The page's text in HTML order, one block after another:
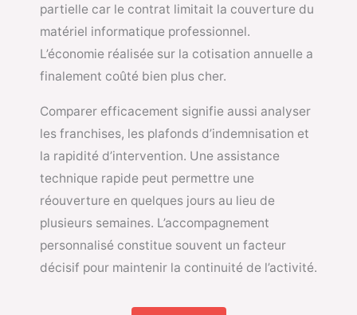
partielle car le contrat limitait la couverture du
matériel informatique professionnel.
L’économie réalisée sur la cotisation annuelle a
finalement coûté bien plus cher.
Comparer efficacement signifie aussi analyser
les franchises, les plafonds d’indemnisation et
la rapidité d’intervention. Une assistance
technique rapide peut permettre une
réouverture en quelques jours au lieu de
plusieurs semaines. L’accompagnement
personnalisé constitue souvent un facteur
décisif pour maintenir la continuité de l’activité.